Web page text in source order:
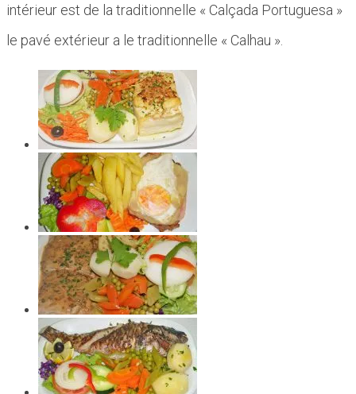
intérieur est de la traditionnelle « Calçada Portuguesa »
le pavé extérieur a le traditionnelle « Calhau ».